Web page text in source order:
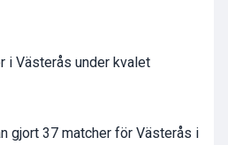
i Västerås under kvalet
gjort 37 matcher för Västerås i